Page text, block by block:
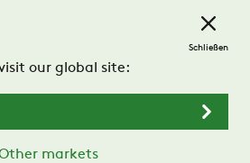
our global site:
markets
Schließen